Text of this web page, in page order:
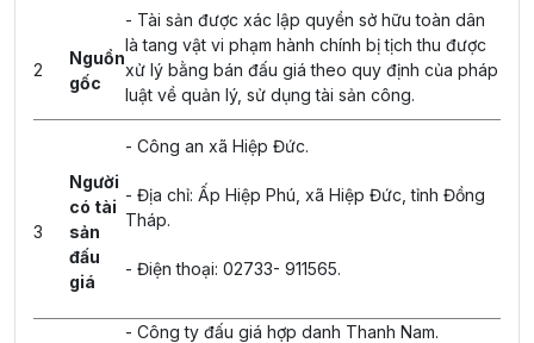
2
Nguồn
gốc
- Tài sản được xác lập quyền sở hữu toàn dân
là tang vật vi phạm hành chính bị tịch thu được
xử lý bằng bán đấu giá theo quy định của pháp
luật về quản lý, sử dụng tài sản công.
3
Người
có tài
sản
đấu
giá
- Công an xã Hiệp Đức.
- Địa chỉ: Ấp Hiệp Phú, xã Hiệp Đức, tỉnh Đồng
Tháp.
- Điện thoại: 02733- 911565.
- Công ty đấu giá hợp danh Thanh Nam.